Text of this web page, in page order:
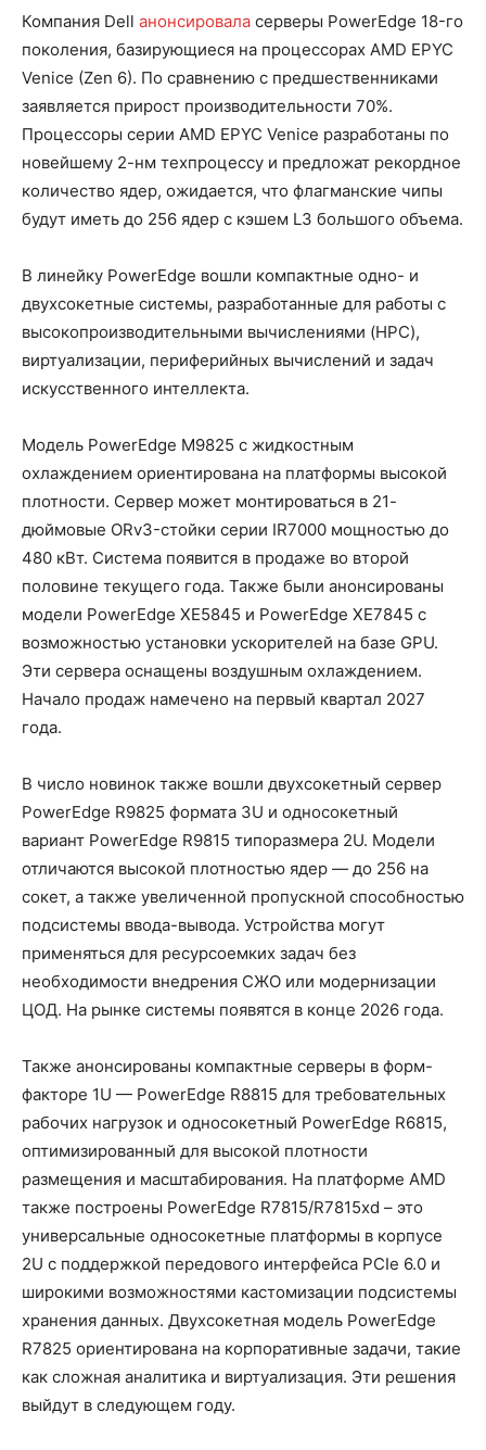
Компания Dell анонсировала серверы PowerEdge 18-го
поколения, базирующиеся на процессорах AMD EPYC
Venice (Zen 6). По сравнению с предшественниками
заявляется прирост производительности 70%.
Процессоры серии AMD EPYC Venice разработаны по
новейшему 2-нм техпроцессу и предложат рекордное
количество ядер, ожидается, что флагманские чипы
будут иметь до 256 ядер с кэшем L3 большого объема.
В линейку PowerEdge вошли компактные одно- и
двухсокетные системы, разработанные для работы с
высокопроизводительными вычислениями (HPC),
виртуализации, периферийных вычислений и задач
искусственного интеллекта.
Модель PowerEdge M9825 с жидкостным
охлаждением ориентирована на платформы высокой
плотности. Сервер может монтироваться в 21-
дюймовые ORv3-стойки серии IR7000 мощностью до
480 кВт. Система появится в продаже во второй
половине текущего года. Также были анонсированы
модели PowerEdge XE5845 и PowerEdge XE7845 с
возможностью установки ускорителей на базе GPU.
Эти сервера оснащены воздушным охлаждением.
Начало продаж намечено на первый квартал 2027
года.
В число новинок также вошли двухсокетный сервер
PowerEdge R9825 формата 3U и односокетный
вариант PowerEdge R9815 типоразмера 2U. Модели
отличаются высокой плотностью ядер — до 256 на
сокет, а также увеличенной пропускной способностью
подсистемы ввода-вывода. Устройства могут
применяться для ресурсоемких задач без
необходимости внедрения СЖО или модернизации
ЦОД. На рынке системы появятся в конце 2026 года.
Также анонсированы компактные серверы в форм-
факторе 1U — PowerEdge R8815 для требовательных
рабочих нагрузок и односокетный PowerEdge R6815,
оптимизированный для высокой плотности
размещения и масштабирования. На платформе AMD
также построены PowerEdge R7815/R7815xd – это
универсальные односокетные платформы в корпусе
2U с поддержкой передового интерфейса PCIe 6.0 и
широкими возможностями кастомизации подсистемы
хранения данных. Двухсокетная модель PowerEdge
R7825 ориентирована на корпоративные задачи, такие
как сложная аналитика и виртуализация. Эти решения
выйдут в следующем году.